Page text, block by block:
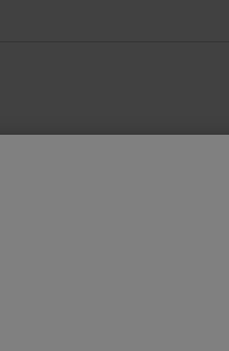
- filcowe dyski 8 / 12mm / Ass.